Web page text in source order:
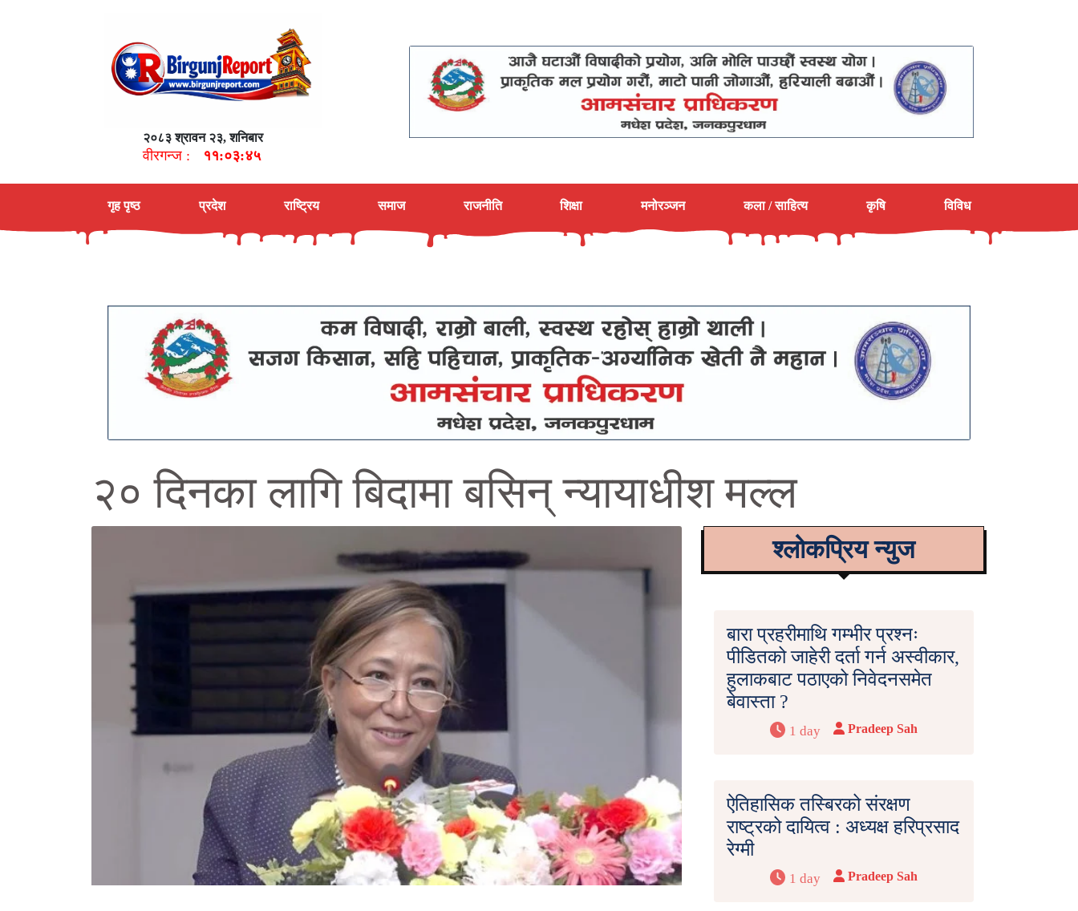
२०८३ श्रावन २३, शनिबार
वीरगन्ज : ११:०३:४६
गृह पृष्ठ प्रदेश राष्ट्रिय समाज राजनीति शिक्षा मनोरञ्जन कला / साहित्य कृषि विविध
२० दिनका लागि बिदामा बसिन् न्यायाधीश मल्ल
श्लोकप्रिय न्युज
बारा प्रहरीमाथि गम्भीर प्रश्नः
पीडितको जाहेरी दर्ता गर्न अस्वीकार,
हुलाकबाट पठाएको निवेदनसमेत
बेवास्ता ?
1 day Pradeep Sah
ऐतिहासिक तस्बिरको संरक्षण
राष्ट्रको दायित्व : अध्यक्ष हरिप्रसाद
रेग्मी
1 day Pradeep Sah